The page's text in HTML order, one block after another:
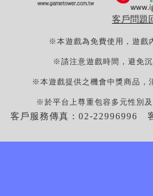
客戶問題
※本遊戲為免費使用，遊戲
※請注意遊戲時間，避免
※本遊戲提供之機會中獎商品，
※於平台上尊重包容多元性別
客戶服務傳真：02-22996996